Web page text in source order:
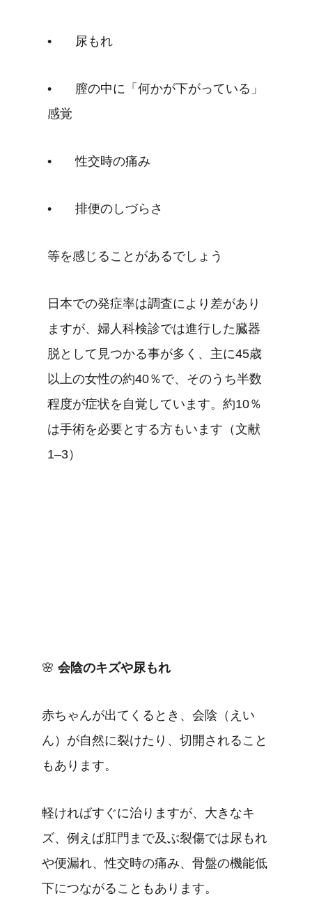
•	尿もれ
•	膣の中に「何かが下がっている」
感覚
•	性交時の痛み
•	排便のしづらさ
等を感じることがあるでしょう
日本での発症率は調査により差があり
ますが、婦人科検診では進行した臓器
脱として見つかる事が多く、主に45歳
以上の女性の約40％で、そのうち半数
程度が症状を自覚しています。約10％
は手術を必要とする方もいます（文献
1–3）
🌸 会陰のキズや尿もれ
赤ちゃんが出てくるとき、会陰（えい
ん）が自然に裂けたり、切開されること
もあります。
軽ければすぐに治りますが、大きなキ
ズ、例えば肛門まで及ぶ裂傷では尿もれ
や便漏れ、性交時の痛み、骨盤の機能低
下につながることもあります。